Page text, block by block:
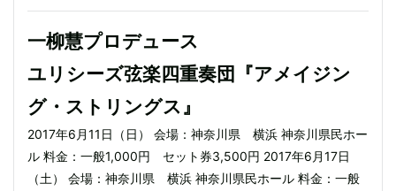
一柳慧プロデュース
ユリシーズ弦楽四重奏団『アメイジン
グ・ストリングス』
2017年6月11日（日） 会場：神奈川県 横浜 神奈川県民ホー
ル 料金：一般1,000円 セット券3,500円 2017年6月17日
（土） 会場：神奈川県 横浜 神奈川県民ホール 料金：一般